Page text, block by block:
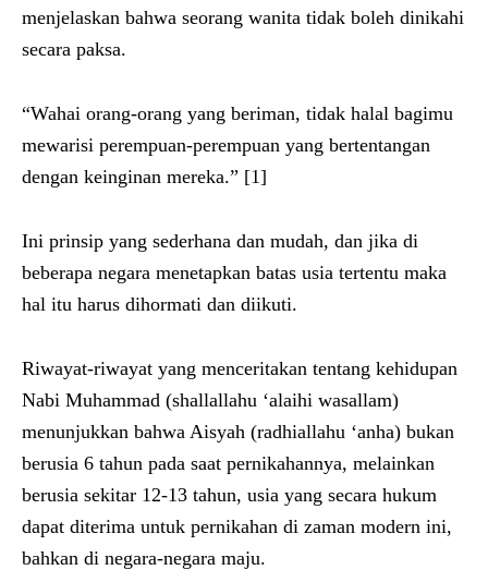
menjelaskan bahwa seorang wanita tidak boleh dinikahi
secara paksa.
“Wahai orang-orang yang beriman, tidak halal bagimu
mewarisi perempuan-perempuan yang bertentangan
dengan keinginan mereka.” [1]
Ini prinsip yang sederhana dan mudah, dan jika di
beberapa negara menetapkan batas usia tertentu maka
hal itu harus dihormati dan diikuti.
Riwayat-riwayat yang menceritakan tentang kehidupan
Nabi Muhammad (shallallahu ‘alaihi wasallam)
menunjukkan bahwa Aisyah (radhiallahu ‘anha) bukan
berusia 6 tahun pada saat pernikahannya, melainkan
berusia sekitar 12-13 tahun, usia yang secara hukum
dapat diterima untuk pernikahan di zaman modern ini,
bahkan di negara-negara maju.